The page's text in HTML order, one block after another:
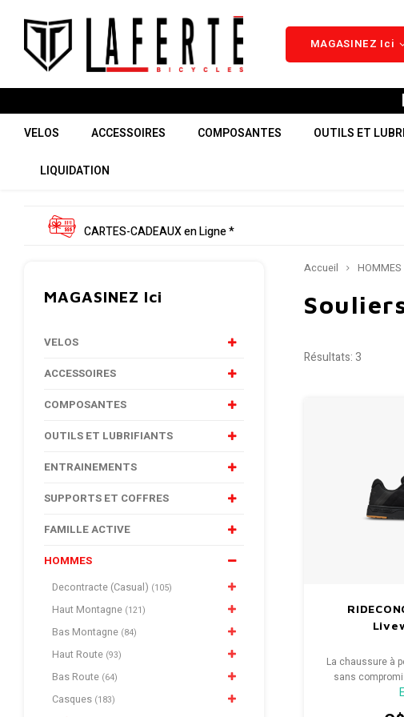
MAGASINEZ Ici
VELOS ACCESSOIRES COMPOSANTES OUTILS ET
LIQUIDATION
CARTES-CADEAUX en Ligne *
MAGASINEZ Ici
VELOS
ACCESSOIRES
COMPOSANTES
OUTILS ET LUBRIFIANTS
ENTRAINEMENTS
SUPPORTS ET COFFRES
FAMILLE ACTIVE
HOMMES
Decontracte (Casual) (105)
Haut Montagne (121)
Bas Montagne (84)
Haut Route (93)
Bas Route (64)
Casques (183)
Accueil HOMMES
Résultats: 3
La chaussure à
sans